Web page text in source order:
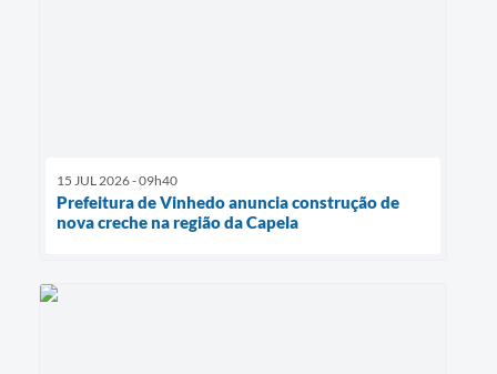
15 JUL 2026 - 09h40
Prefeitura de Vinhedo anuncia construção de
nova creche na região da Capela